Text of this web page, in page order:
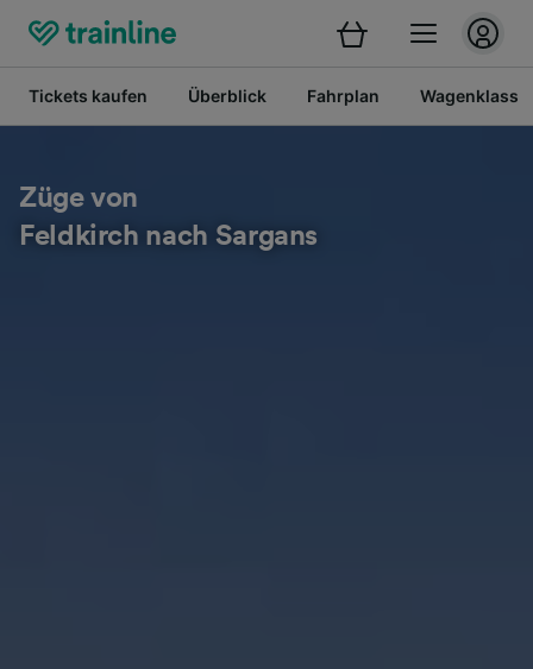
Tickets kaufen Überblick Fahrplan
Züge von
Feldkirch nach Sargans